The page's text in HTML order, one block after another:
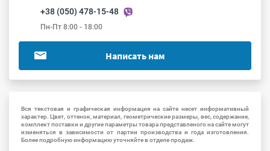
+38 (050) 478-15-48
Пн-Пт 8:00 - 18:00
Написать нам
Вся текстовая и графическая информация на сайте несет информативный
характер. Цвет, оттенок, материал, геометрические размеры, вес, содержание,
комплект поставки и другие параметры товара представленого на сайте могут
изменяться в зависимости от партии производства и года изготовления.
Более подробную информацию уточняйте в отделе продаж.